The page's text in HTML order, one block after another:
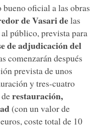
bueno oficial a las obras
de Vasari delas
público, prevista para
de adjudicación del
comenzarán después
prevista de unos
y tres-cuatro
restauración,
(con un valor de
coste total de 10